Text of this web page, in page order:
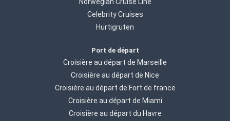
Norwegian Cruise Line
Celebrity Cruises
Hurtigruten
Port de départ
Croisière au départ de Marseille
Croisière au départ de Nice
Croisière au départ de Fort de france
Croisière au départ de Miami
Croisière au départ du Havre